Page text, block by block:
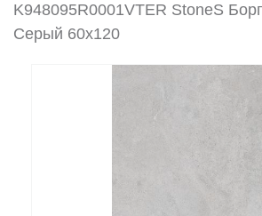
Заказать звонок
K948095R0001VTER StoneS
Серый 60x120